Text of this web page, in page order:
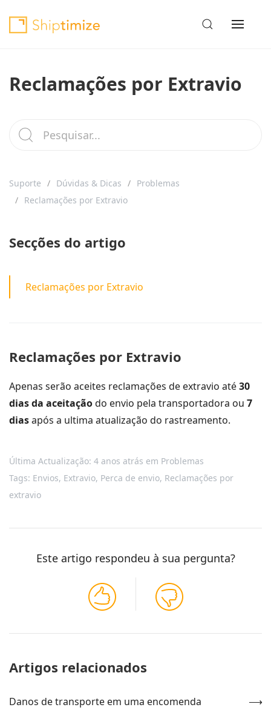
Reclamações por Extravio
Suporte Dúvidas & Dicas
Problemas
Reclamações por Extravio
Secções do artigo
Reclamações por Extravio
Reclamações por Extravio
Apenas serão aceites reclamações de extravio até30
dias da aceitaçãodo envio pela transportadora ou 7
diasapós a ultima atualização do rastreamento.
Última Actualização: 4 anos atrás em Problemas
Tags: Envios, Extravio, Perca de envio, Reclamações por
extravio
Este artigo respondeu à sua pergunta?
Artigos relacionados
Danos de transporte em uma encomenda